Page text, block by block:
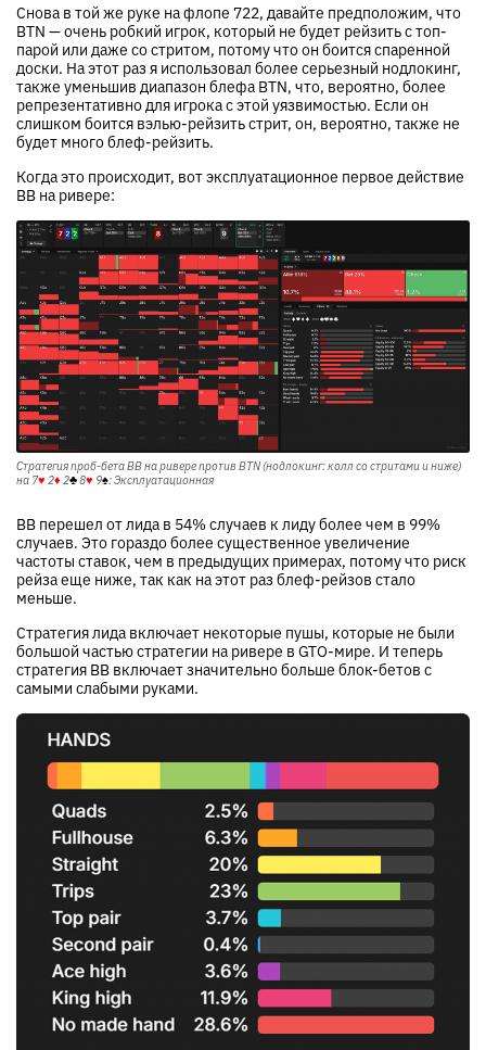
Снова в той же руке на флопе 722, давайте предположим, что
BTN — очень робкий игрок, который не будет рейзить с топ-
парой или даже со стритом, потому что он боится спаренной
доски. На этот раз я использовал более серьезный нодлокинг,
также уменьшив диапазон блефа BTN, что, вероятно, более
репрезентативно для игрока с этой уязвимостью. Если он
слишком боится вэлью-рейзить стрит, он, вероятно, также не
будет много блеф-рейзить.
Когда это происходит, вот эксплуатационное первое действие
BB на ривере:
Стратегия проб-бета BB на ривере против BTN (нодлокинг: колл со стритами и ниже)
на 7♥ 2♦ 2♣8♥ 9♠: Эксплуатационная
BB перешел от лида в 54% случаев к лиду более чем в 99%
случаев. Это гораздо более существенное увеличение
частоты ставок, чем в предыдущих примерах, потому что риск
рейза еще ниже, так как на этот раз блеф-рейзов стало
меньше.
Стратегия лида включает некоторые пушы, которые не были
большой частью стратегии на ривере в GTO-мире. И теперь
стратегия BB включает значительно больше блок-бетов с
самыми слабыми руками.